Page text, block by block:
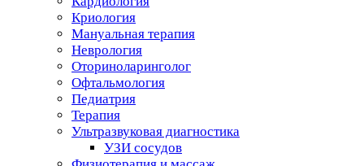
Криология
Мануальная терапия
Неврология
Оториноларинголог
Офтальмология
Педиатрия
Терапия
Ультразвуковая диагностика
УЗИ сосудов